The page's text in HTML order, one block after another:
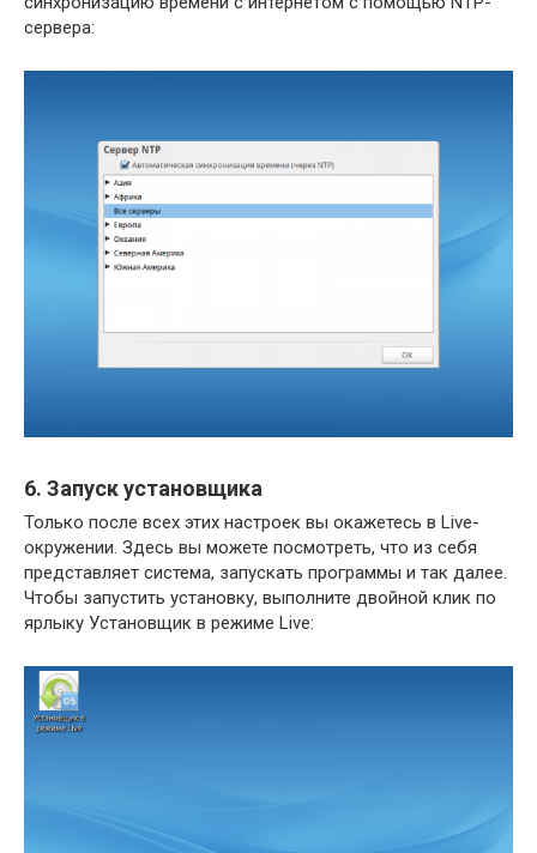
сервера:
6. Запуск установщика
Только после всех этих настроек вы окажетесь в Live-
окружении. Здесь вы можете посмотреть, что из себя
представляет система, запускать программы и так далее.
Чтобы запустить установку, выполните двойной клик по
ярлыку Установщик в режиме Live: